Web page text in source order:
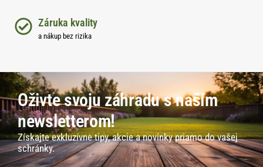
Záruka kvality
a nákup bez rizika
Oživte svoju záhradu s naším
newsletterom!
Získajte exkluzívne tipy, akcie a novinky priamo do vašej
schránky.